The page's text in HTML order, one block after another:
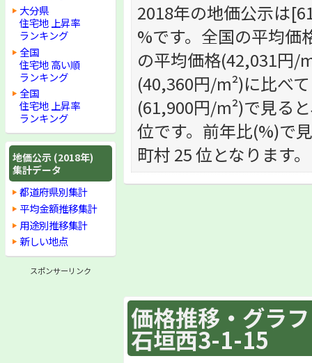
2018年の地価公示は
%です。全国の平均価
の平均価格(42,031円/
(40,360円/m²)に比べ
(61,900円/m²)で見る
位です。前年比(%)で
町村 25 位となります。
価格推移・グラ
石垣西3-1-15
大分県
住宅地 上昇率
ランキング
全国
住宅地 高い順
ランキング
全国
住宅地 上昇率
ランキング
地価公示 (2018年)
集計データ
都道府県別集計
平均金額推移集計
用途別推移集計
新しい地点
スポンサーリンク